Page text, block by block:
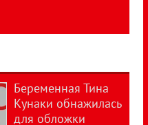
Беременная Тина
Кунаки обнажилась
для обложки